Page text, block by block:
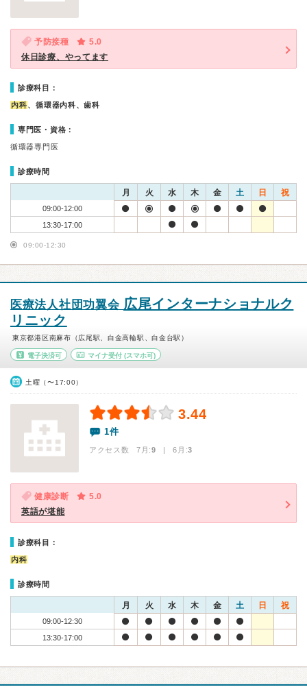
予防接種
5.0
休日診療、やってます
診療科目：
内科、循環器内科、歯科
専門医・資格：
循環器専門医
診療時間
月 火 水 木 金 土 日 祝
09:00-12:00
13:30-17:00
09:00-12:30
医療法人社団功翼会 広尾インターナショナルク
リニック
東京都港区南麻布（広尾駅、白金高輪駅、白金台駅）
電子決済可 マイナ受付(スマホ可)
土曜（〜17:00）
3.44
1件
アクセス数 7月:9 | 6月:3
健康診断
5.0
英語が堪能
診療科目：
内科
診療時間
月 火 水 木 金 土 日 祝
09:00-12:30
13:30-17:00